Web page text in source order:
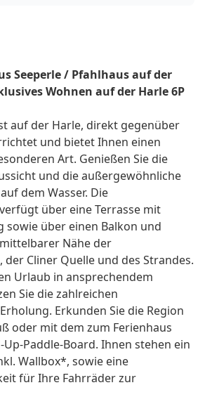
Seeperle / Pfahlhaus auf der
Wohnen auf der Harle 6P
auf der Harle, direkt gegenüber
und bietet Ihnen einen
Art. Genießen Sie die
und die außergewöhnliche
dem Wasser. Die
über eine Terrasse mit
sowie über einen Balkon und
Nähe der
der Cliner Quelle und des Strandes.
Urlaub in ansprechendem
Sie die zahlreichen
Erkunden Sie die Region
oder mit dem zum Ferienhaus
Paddle-Board. Ihnen stehen ein
Wallbox*, sowie eine
für Ihre Fahrräder zur